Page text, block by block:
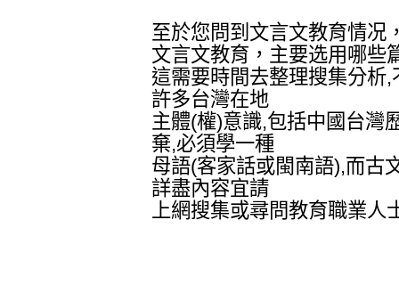
至於您問到文言文教育情况
文言文教育，主要选用哪些
這需要時間去整理搜集分析
許多台灣在地
主體(權)意識,包括中國台灣
棄,必須學一種
母語(客家話或閩南語),而古
詳盡內容宜請
上網搜集或尋問教育職業人